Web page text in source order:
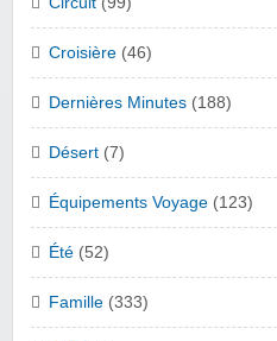
Croisière (46)
Dernières Minutes (188)
Désert (7)
Équipements Voyage (123)
Été (52)
Famille (333)